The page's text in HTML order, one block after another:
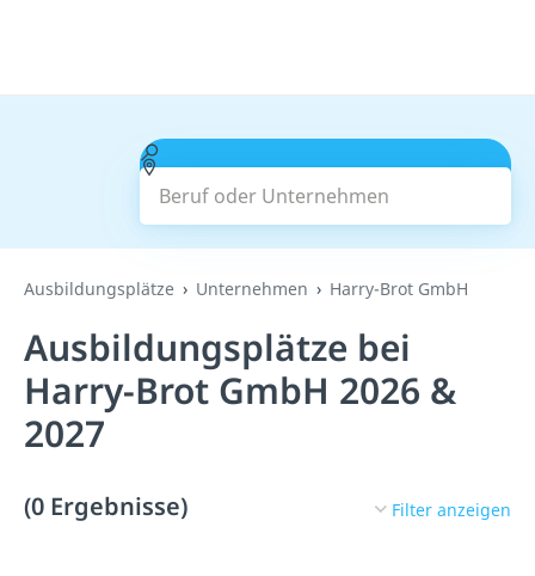
Beruf oder Unternehmen
Suchen
Ausbildungsplätze Unternehmen Harry-Brot GmbH
Ausbildungsplätze bei
Harry-Brot GmbH 2026 &
2027
(0 Ergebnisse) Filter anzeigen